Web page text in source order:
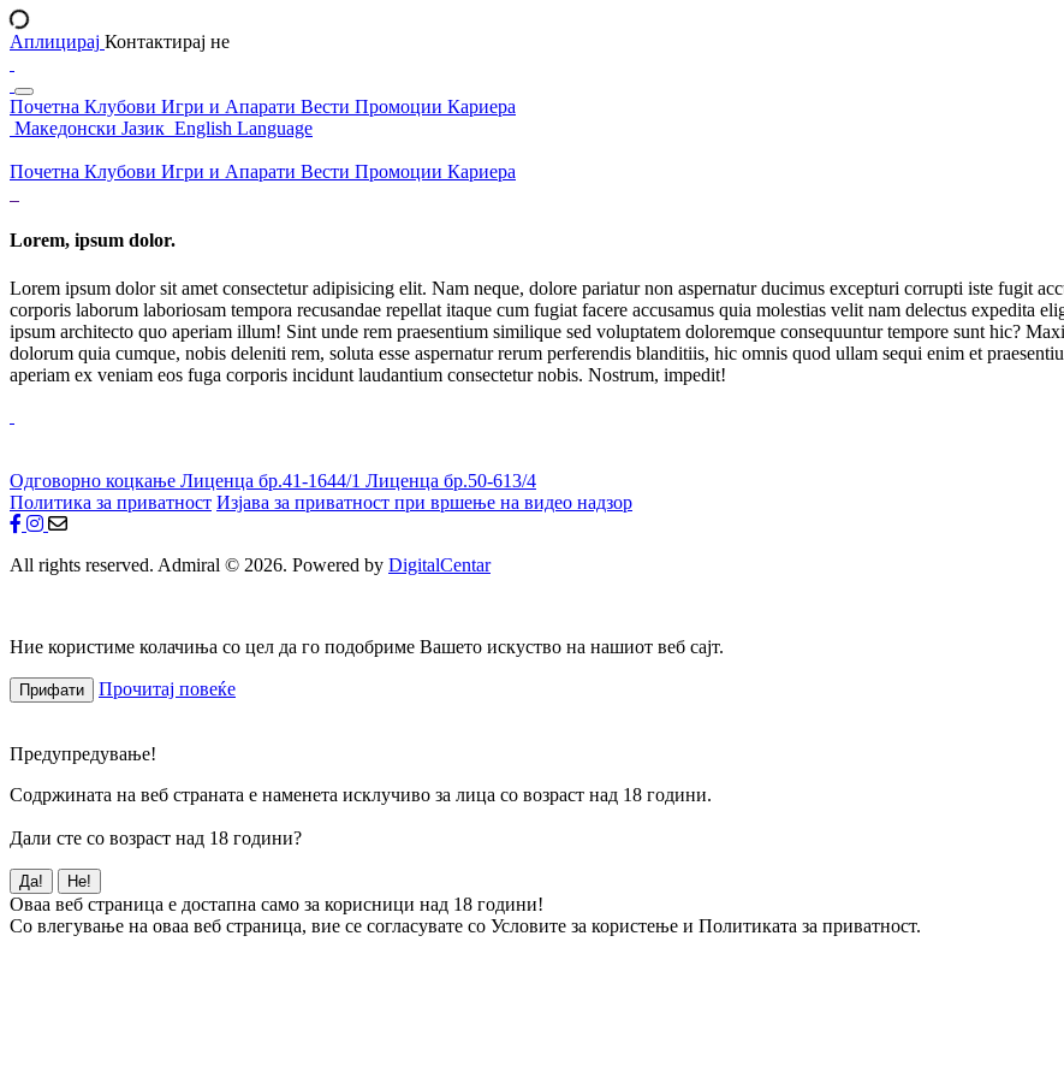
Аплицирај Контактирај не
Почетна Клубови Игри и Апарати Вести Промоции Кариера
Македонски Јазик English Language
Почетна Клубови Игри и Апарати Вести Промоции Кариера
Lorem, ipsum dolor.
Lorem ipsum dolor sit amet consectetur adipisicing elit. Nam neque, dolore pariatur non aspernatur ducimus excepturi corrupti iste fugit
corporis laborum laboriosam tempora recusandae repellat itaque cum fugiat facere accusamus quia molestias velit nam delectus expedita
ipsum architecto quo aperiam illum! Sint unde rem praesentium similique sed voluptatem doloremque consequuntur tempore sunt hic?
dolorum quia cumque, nobis deleniti rem, soluta esse aspernatur rerum perferendis blanditiis, hic omnis quod ullam sequi enim et
aperiam ex veniam eos fuga corporis incidunt laudantium consectetur nobis. Nostrum, impedit!
Одговорно коцкање Лиценца бр.41-1644/1 Лиценца бр.50-613/4
Политика за приватност Изјава за приватност при вршење на видео надзор
All rights reserved. Admiral © 2026. Powered by DigitalCentar
Ние користиме колачиња со цел да го подобриме Вашето искуство на нашиот веб сајт.
Прифати Прочитај повеќе
Предупредување!
Содржината на веб страната е наменета исклучиво за лица со возраст над 18 години.
Дали сте со возраст над 18 години?
Да! Не!
Оваа веб страница е достапна само за корисници над 18 години!
Со влегување на оваа веб страница, вие се согласувате со Условите за користење и Политиката за приватност.